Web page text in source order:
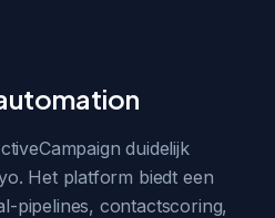
duidelijk
Het platform biedt een
pipelines, contactscoring,